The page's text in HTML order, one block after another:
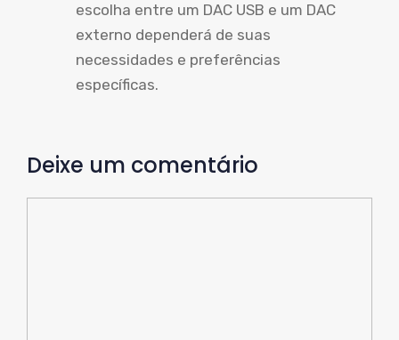
escolha entre um DAC USB e um DAC
externo dependerá de suas
necessidades e preferências
específicas.
Deixe um comentário